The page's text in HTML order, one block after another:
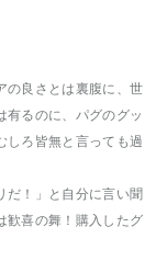
の良さとは裏腹に、世
有るのに、パグのグッ
しろ皆無と言っても過
だ！」と自分に言い聞
歓喜の舞！購入したグ